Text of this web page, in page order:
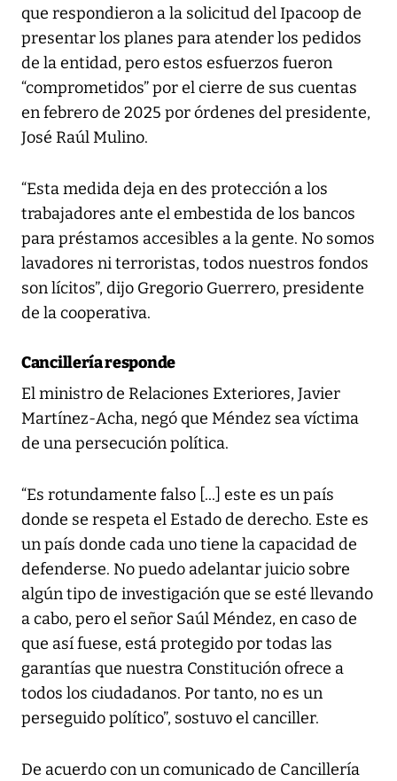
que respondieron a la solicitud del Ipacoop de
presentar los planes para atender los pedidos
de la entidad, pero estos esfuerzos fueron
“comprometidos” por el cierre de sus cuentas
en febrero de 2025 por órdenes del presidente,
José Raúl Mulino.
“Esta medida deja en des protección a los
trabajadores ante el embestida de los bancos
para préstamos accesibles a la gente. No somos
lavadores ni terroristas, todos nuestros fondos
son lícitos”, dijo Gregorio Guerrero, presidente
de la cooperativa.
Cancillería responde
El ministro de Relaciones Exteriores, Javier
Martínez-Acha, negó que Méndez sea víctima
de una persecución política.
“Es rotundamente falso [...] este es un país
donde se respeta el Estado de derecho. Este es
un país donde cada uno tiene la capacidad de
defenderse. No puedo adelantar juicio sobre
algún tipo de investigación que se esté llevando
a cabo, pero el señor Saúl Méndez, en caso de
que así fuese, está protegido por todas las
garantías que nuestra Constitución ofrece a
todos los ciudadanos. Por tanto, no es un
perseguido político”, sostuvo el canciller.
De acuerdo con un comunicado de Cancillería